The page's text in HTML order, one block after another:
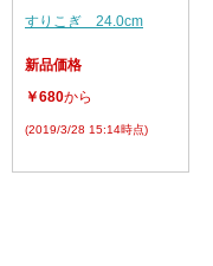
すりこぎ 24.0cm
新品価格
￥680から
(2019/3/28 15:14時点)